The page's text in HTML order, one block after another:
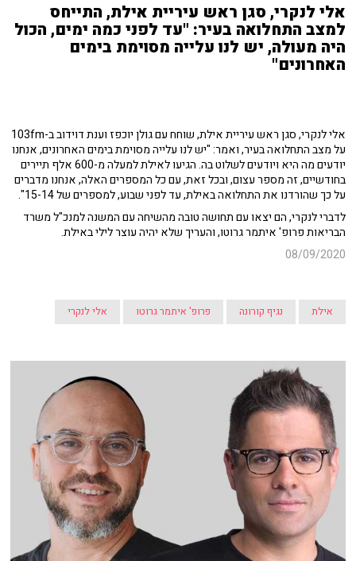
אלי לנקרי, סגן ראש עיריית אילת, התייחס
למצב התחלואה בעיר: "עד לפני כמה ימים, הכול
היה מעולה, יש לנו עלייה מסוימת בימים
האחרונים"
אלי לנקרי, סגן ראש עיריית אילת, שוחח עם גולן יוכפז וענת דוידוב ב-103fm
על מצב התחלואה בעיר, ואמר: "יש לנו עלייה מסוימת בימים האחרונים, אנחנו
יודעים מה היא ויודעים לשלוט בה. הגיעו לאילת למעלה מ-600 אלף תיירים
בחודשיים, זה מספר עצום, ובכל זאת, עם כל המספרים האלה, אנחנו מדברים
על כך שהורדנו את התחלואה באילת, עד לפני שבוע, למספרים של 15-14".
לדברי לנקרי, הם יצאו עם תחושה טובה מהשיחה עם המשנה למנכ"ל משרד
הבריאות פרופ' איתמר גרוטו, והעריך שלא יהיה עוצר לילי באילת.
08/09/2020
אילת נגיף קורונה פרופ' איתמר גרוטו אלי לנקרי